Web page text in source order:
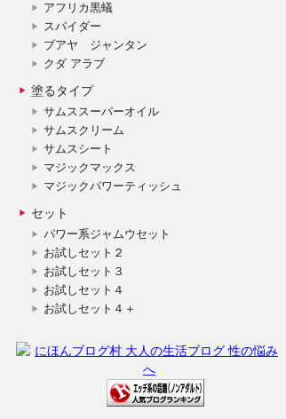
アフリカ黒蟻
スパイダー
ブアヤ ジャンタン
クダ アラブ
塗るタイプ
サムススーパーオイル
サムスクリーム
サムスシート
マジックマックス
マジックパワーティッシュ
セット
パワー系ジャムウセット
お試しセット２
お試しセット３
お試しセット４
お試しセット４＋